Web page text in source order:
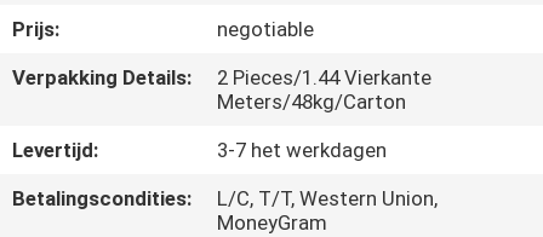
NEEM
CONTACT
ONS
OP
Prijs:
negotiable
Verpakking Details:
2 Pieces/1.44 Vierkante
Meters/48kg/Carton
Levertijd:
3-7 het werkdagen
Betalingscondities:
L/C, T/T, Western Union,
MoneyGram